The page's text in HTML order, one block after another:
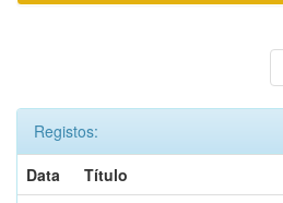
Registos:
Data
Título